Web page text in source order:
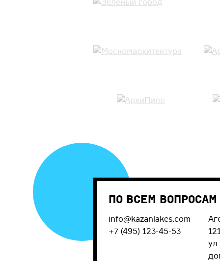
По всем
info@kazanlakes.com
+7 (495) 123-45-53